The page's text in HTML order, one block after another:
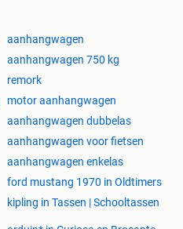
aanhangwagen
aanhangwagen 750 kg
remork
motor aanhangwagen
aanhangwagen dubbelas
aanhangwagen voor fietsen
aanhangwagen enkelas
ford mustang 1970 in Oldtimers
kipling in Tassen | Schooltassen